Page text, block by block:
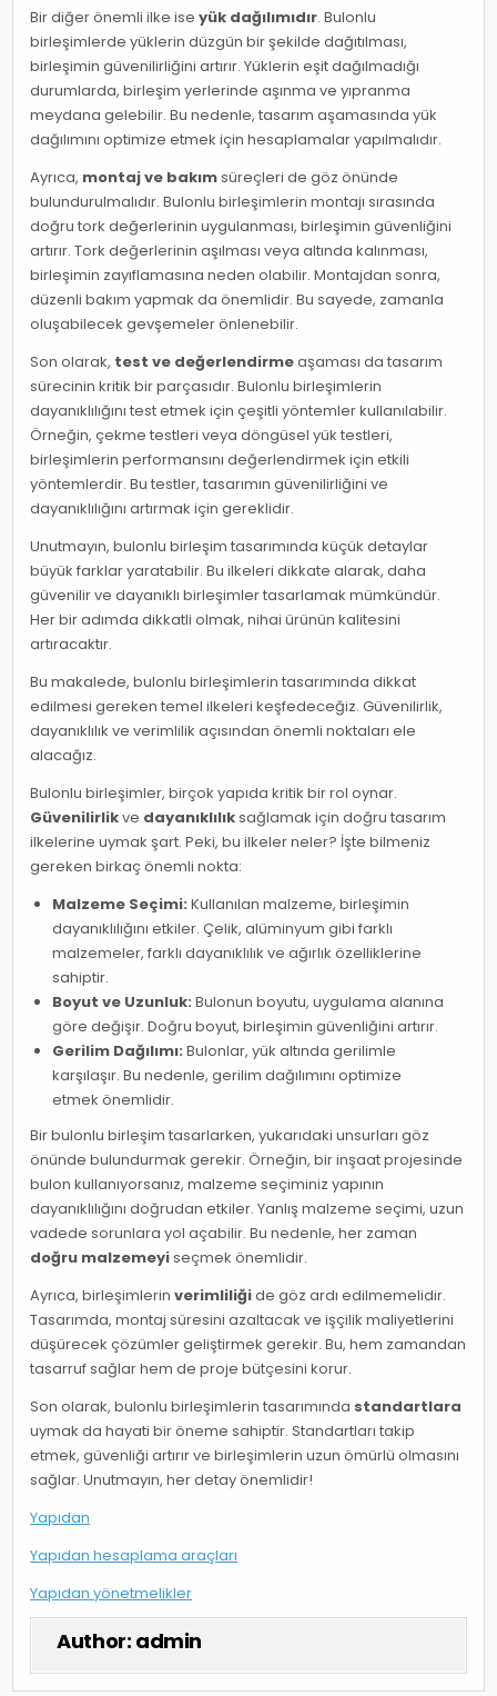
Bir diğer önemli ilke iseyük dağılımıdır. Bulonlu
birleşimlerde yüklerin düzgün bir şekilde dağıtılması,
birleşimin güvenilirliğini artırır. Yüklerin eşit dağılmadığı
durumlarda, birleşim yerlerinde aşınma ve yıpranma
meydana gelebilir. Bu nedenle, tasarım aşamasında yük
dağılımını optimize etmek için hesaplamalar yapılmalıdır.
Ayrıca, montaj ve bakımsüreçleri de göz önünde
bulundurulmalıdır. Bulonlu birleşimlerin montajı sırasında
doğru tork değerlerinin uygulanması, birleşimin güvenliğini
artırır. Tork değerlerinin aşılması veya altında kalınması,
birleşimin zayıflamasına neden olabilir. Montajdan sonra,
düzenli bakım yapmak da önemlidir. Bu sayede, zamanla
oluşabilecek gevşemeler önlenebilir.
Son olarak, test ve değerlendirmeaşaması da tasarım
sürecinin kritik bir parçasıdır. Bulonlu birleşimlerin
dayanıklılığını test etmek için çeşitli yöntemler kullanılabilir.
Örneğin, çekme testleri veya döngüsel yük testleri,
birleşimlerin performansını değerlendirmek için etkili
yöntemlerdir. Bu testler, tasarımın güvenilirliğini ve
dayanıklılığını artırmak için gereklidir.
Unutmayın, bulonlu birleşim tasarımında küçük detaylar
büyük farklar yaratabilir. Bu ilkeleri dikkate alarak, daha
güvenilir ve dayanıklı birleşimler tasarlamak mümkündür.
Her bir adımda dikkatli olmak, nihai ürünün kalitesini
artıracaktır.
Bu makalede, bulonlu birleşimlerin tasarımında dikkat
edilmesi gereken temel ilkeleri keşfedeceğiz. Güvenilirlik,
dayanıklılık ve verimlilik açısından önemli noktaları ele
alacağız.
Bulonlu birleşimler, birçok yapıda kritik bir rol oynar.
Güvenilirlikve dayanıklılıksağlamak için doğru tasarım
ilkelerine uymak şart. Peki, bu ilkeler neler? İşte bilmeniz
gereken birkaç önemli nokta:
Malzeme Seçimi: Kullanılan malzeme, birleşimin
dayanıklılığını etkiler. Çelik, alüminyum gibi farklı
malzemeler, farklı dayanıklılık ve ağırlık özelliklerine
sahiptir.
Boyut ve Uzunluk: Bulonun boyutu, uygulama alanına
göre değişir. Doğru boyut, birleşimin güvenliğini artırır.
Gerilim Dağılımı: Bulonlar, yük altında gerilimle
karşılaşır. Bu nedenle, gerilim dağılımını optimize
etmek önemlidir.
Bir bulonlu birleşim tasarlarken, yukarıdaki unsurları göz
önünde bulundurmak gerekir. Örneğin, bir inşaat projesinde
bulon kullanıyorsanız, malzeme seçiminiz yapının
dayanıklılığını doğrudan etkiler. Yanlış malzeme seçimi, uzun
vadede sorunlara yol açabilir. Bu nedenle, her zaman
doğru malzemeyiseçmek önemlidir.
Ayrıca, birleşimlerinverimliliğide göz ardı edilmemelidir.
Tasarımda, montaj süresini azaltacak ve işçilik maliyetlerini
düşürecek çözümler geliştirmek gerekir. Bu, hem zamandan
tasarruf sağlar hem de proje bütçesini korur.
Son olarak, bulonlu birleşimlerin tasarımında standartlara
uymak da hayati bir öneme sahiptir. Standartları takip
etmek, güvenliği artırır ve birleşimlerin uzun ömürlü olmasını
sağlar. Unutmayın, her detay önemlidir!
Yapıdan
Yapıdan hesaplama araçları
Yapıdan yönetmelikler
Author: admin